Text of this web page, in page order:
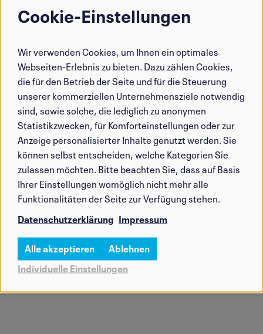
Verwendung
personenbezogenen
Daten
und
Cookies
Cookie-Einstellungen
Wir verwenden Cookies, um Ihnen ein optimales
Webseiten-Erlebnis zu bieten. Dazu zählen Cookies,
die für den Betrieb der Seite und für die Steuerung
unserer kommerziellen Unternehmensziele notwendig
sind, sowie solche, die lediglich zu anonymen
Statistikzwecken, für Komforteinstellungen oder zur
Anzeige personalisierter Inhalte genutzt werden. Sie
können selbst entscheiden, welche Kategorien Sie
zulassen möchten. Bitte beachten Sie, dass auf Basis
Ihrer Einstellungen womöglich nicht mehr alle
Funktionalitäten der Seite zur Verfügung stehen.
Datenschutzerklärung Impressum
Individuelle Einstellungen
Ablehnen
Alle akzeptieren